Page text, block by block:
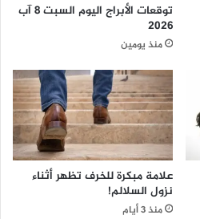
توقعات الأبراج اليوم السبت 8 آب
2026
منذ يومين
علامة مبكرة للخرف تظهر أثناء
نزول السلالم!
منذ 3 أيام